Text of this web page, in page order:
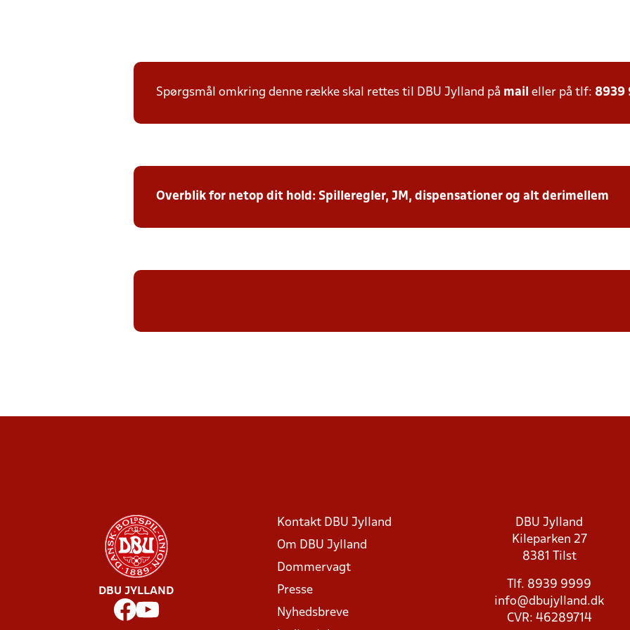
Spørgsmål omkring denne række skal rettes til DBU Jylland på mail eller på tlf: 8939
Overblik for netop dit hold: Spilleregler, JM, dispensationer og alt derimellem
DBU JYLLAND
Kontakt DBU Jylland
Om DBU Jylland
Dommervagt
Presse
Nyhedsbreve
DBU Jylland
Kileparken 27
8381 Tilst
Tlf. 8939 9999
info@dbujylland.dk
CVR: 46289714